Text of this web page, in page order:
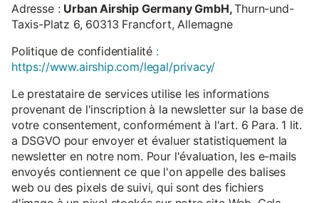
Adresse : Urban Airship Germany GmbH,Thurn-und-
Taxis-Platz 6, 60313 Francfort, Allemagne
Politique de confidentialité :
https://www.airship.com/legal/privacy/
Le prestataire de services utilise les informations
provenant de l'inscription à la newsletter sur la base de
votre consentement, conformément à l'art. 6 Para. 1 lit.
a DSGVO pour envoyer et évaluer statistiquement la
newsletter en notre nom. Pour l'évaluation, les e-mails
envoyés contiennent ce que l'on appelle des balises
web ou des pixels de suivi, qui sont des fichiers